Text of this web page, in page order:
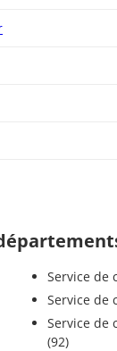
Service de
(92)